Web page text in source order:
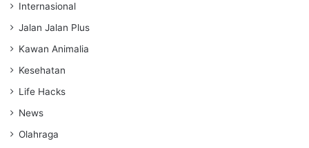
Internasional
Jalan Jalan Plus
Kawan Animalia
Kesehatan
Life Hacks
News
Olahraga